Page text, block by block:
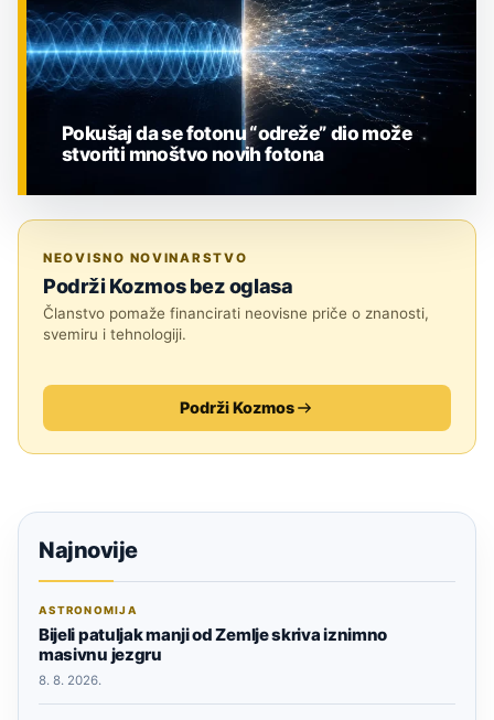
Pokušaj da se fotonu “odreže” dio može
stvoriti mnoštvo novih fotona
NEOVISNO NOVINARSTVO
Podrži Kozmos bez oglasa
Članstvo pomaže financirati neovisne priče o znanosti,
svemiru i tehnologiji.
Podrži Kozmos
Najnovije
ASTRONOMIJA
Bijeli patuljak manji od Zemlje skriva iznimno
masivnu jezgru
8. 8. 2026.